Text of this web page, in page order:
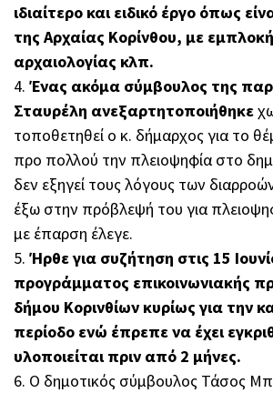
ιδιαίτερο και ειδικό έργο όπως
της Αρχαίας Κορίνθου, με
αρχαιολογίας κλπ.
4. Ένας ακόμα σύμβουλος της
Σταυρέλη ανεξαρτητοποιήθηκε
τοποθετηθεί ο κ. δήμαρχος για το
προ πολλού την πλειοψηφία στο
δεν εξηγεί τους λόγους των
έξω στην πρόβλεψή του για
με έπαρση έλεγε.
5. Ήρθε για συζήτηση στις 15
προγράμματος επικοινωνιακής
δήμου Κορινθίων κυρίως για την
περίοδο ενώ έπρεπε να έχει
υλοποιείται πριν από 2 μήνες.
6. Ο δημοτικός σύμβουλος Τάσος